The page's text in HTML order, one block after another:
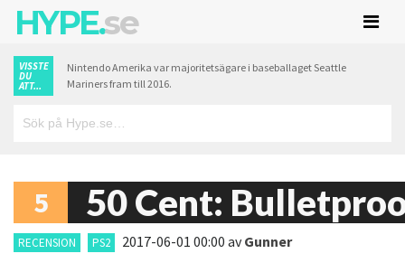
HYPE.se
VISSTE
DU
ATT...
Nintendo Amerika var majoritetsägare i baseballaget Seattle
Mariners fram till 2016.
5 50 Cent:
RECENSION PS2 2017-06-01 00:00 avGunner